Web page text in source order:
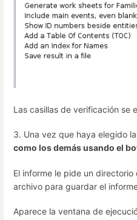
Las casillas de verificación se
3. Una vez que haya elegido
como los demás usando el
El informe le pide un
archivo para guardar el
Aparece la ventana de